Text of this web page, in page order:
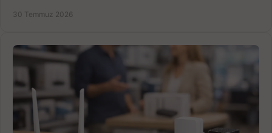
30 Temmuz 2026